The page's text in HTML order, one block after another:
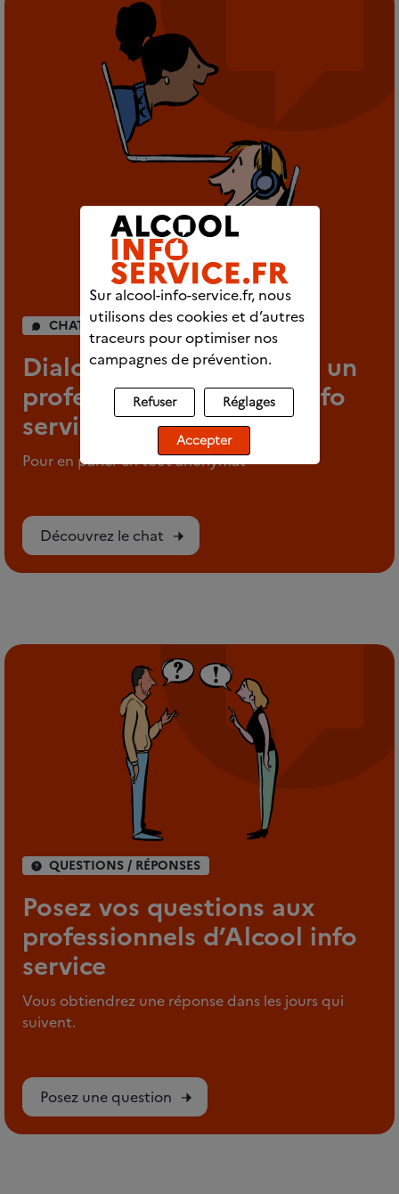
CHAT INDIVIDUEL
Dialoguez en direct avec un
professionnel d’Alcool info
service
Pour en parler en tout anonymat
Découvrez le chat
QUESTIONS / RÉPONSES
Posez vos questions aux
professionnels d’Alcool info
service
Vous obtiendrez une réponse dans les jours qui
suivent.
Posez une question
Sur alcool-info-service.fr, nous
utilisons des cookies et d’autres
traceurs pour optimiser nos
campagnes de prévention.
Refuser Réglages
Accepter